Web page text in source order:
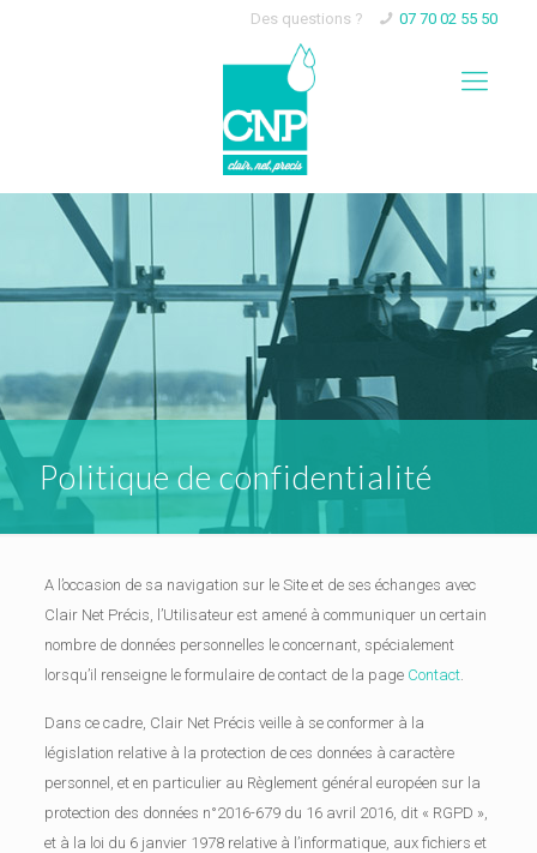
Des questions ? 07 70 02 55 50
Politique de confidentialité
A l’occasion de sa navigation sur le Site et de ses échanges avec
Clair Net Précis, l’Utilisateur est amené à communiquer un certain
nombre de données personnelles le concernant, spécialement
lorsqu’il renseigne le formulaire de contact de la page Contact.
Dans ce cadre, Clair Net Précis veille à se conformer à la
législation relative à la protection de ces données à caractère
personnel, et en particulier au Règlement général européen sur la
protection des données n°2016-679 du 16 avril 2016, dit « RGPD »,
et à la loi du 6 janvier 1978 relative à l’informatique, aux fichiers et